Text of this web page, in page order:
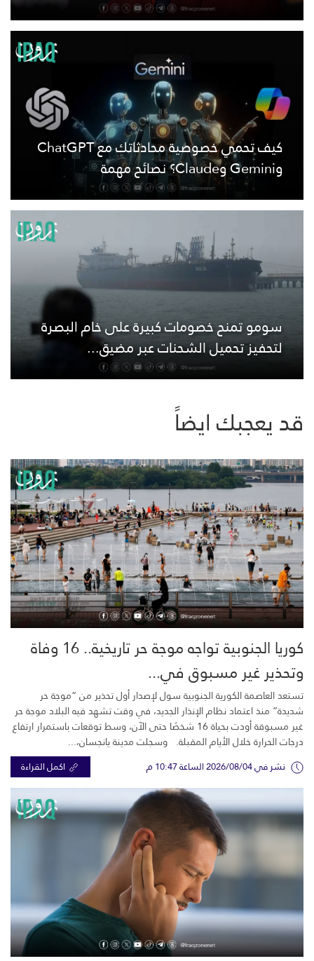
كيف تحمي خصوصية محادثاتك مع ChatGPT
وGemini وClaude؟ نصائح مهمة
سومو تمنح خصومات كبيرة على خام البصرة
لتحفيز تحميل الشحنات عبر مضيق...
قد يعجبك ايضاً
كوريا الجنوبية تواجه موجة حر تاريخية.. 16 وفاة
وتحذير غير مسبوق في...
تستعد العاصمة الكورية الجنوبية سول لإصدار أول تحذير من “موجة حر
شديدة” منذ اعتماد نظام الإنذار الجديد، في وقت تشهد فيه البلاد موجة حر
غير مسبوقة أودت بحياة 16 شخصًا حتى الآن، وسط توقعات باستمرار ارتفاع
درجات الحرارة خلال الأيام المقبلة. وسجلت مدينة يانجسان،...
نشر في 2026/08/04 الساعة 10:47 م اكمل القراءة